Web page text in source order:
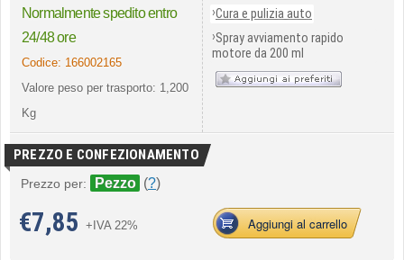
Normalmente spedito entro
24/48 ore
Codice: 166002165
Valore peso per trasporto: 1,200
Kg
›Cura e pulizia auto
›Spray avviamento rapido
motore da 200 ml
PREZZO E CONFEZIONAMENTO
Prezzo per: Pezzo (?)
€7,85 +IVA 22% Aggiungi al carrello